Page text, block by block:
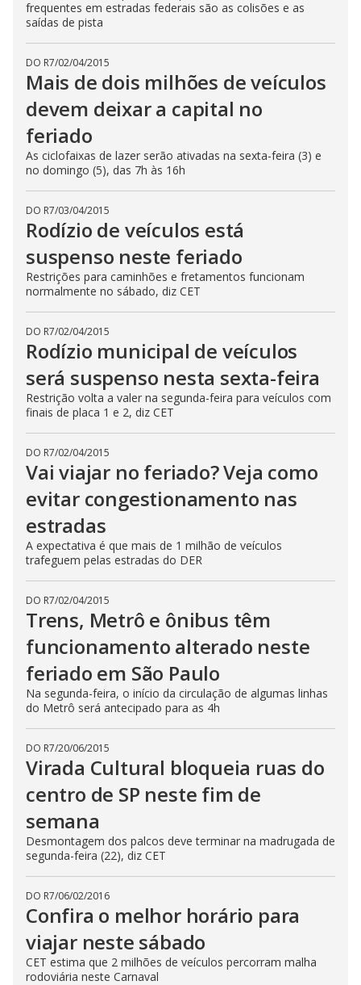
frequentes em estradas federais são as colisões e as
saídas de pista
DO R7/02/04/2015
Mais de dois milhões de veículos
devem deixar a capital no
feriado
As ciclofaixas de lazer serão ativadas na sexta-feira (3) e
no domingo (5), das 7h às 16h
DO R7/03/04/2015
Rodízio de veículos está
suspenso neste feriado
Restrições para caminhões e fretamentos funcionam
normalmente no sábado, diz CET
DO R7/02/04/2015
Rodízio municipal de veículos
será suspenso nesta sexta-feira
Restrição volta a valer na segunda-feira para veículos com
finais de placa 1 e 2, diz CET
DO R7/02/04/2015
Vai viajar no feriado? Veja como
evitar congestionamento nas
estradas
A expectativa é que mais de 1 milhão de veículos
trafeguem pelas estradas do DER
DO R7/02/04/2015
Trens, Metrô e ônibus têm
funcionamento alterado neste
feriado em São Paulo
Na segunda-feira, o início da circulação de algumas linhas
do Metrô será antecipado para as 4h
DO R7/20/06/2015
Virada Cultural bloqueia ruas do
centro de SP neste fim de
semana
Desmontagem dos palcos deve terminar na madrugada de
segunda-feira (22), diz CET
DO R7/06/02/2016
Confira o melhor horário para
viajar neste sábado
CET estima que 2 milhões de veículos percorram malha
rodoviária neste Carnaval